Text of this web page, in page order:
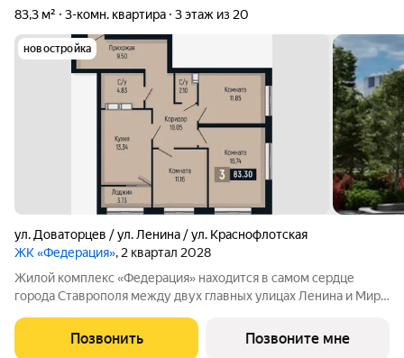
83,3 м² 3-комн. квартира 3 этаж из 20
новостройка
ул. Доваторцев / ул. Ленина / ул. Краснофлотская
ЖК «Федерация», 2 квартал 2028
Жилой комплекс «Федерация» находится в самом сердце
города Ставрополя между двух главных улицах Ленина и Мира,
Доваторцев. Зеленый двор способен придать новый уровень
качеству жизни, а его хозяину
Позвонить Позвоните мне